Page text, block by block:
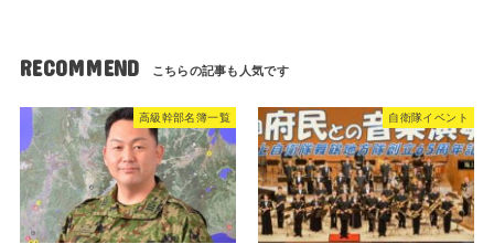
RECOMMEND
高級幹部名簿一覧 自衛隊イベント